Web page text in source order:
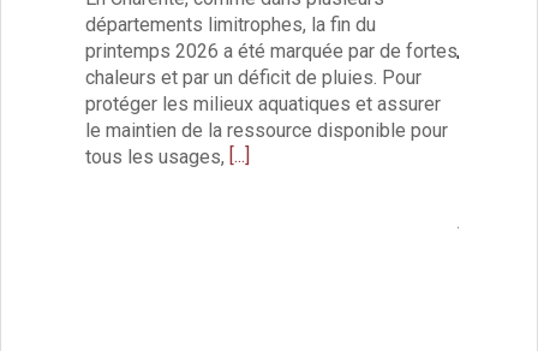
C.C.A.S.
Affaires Scolaires
Vie associative
Police Municipale/règlementation
Cimetière/réglementation funéraire
Services en ligne
départements limitrophes, la fin du
printemps 2026 a été marquée par de fortes
chaleurs et par un déficit de pluies. Pour
protéger les milieux aquatiques et assurer
le maintien de la ressource disponible pour
tous les usages, [...]